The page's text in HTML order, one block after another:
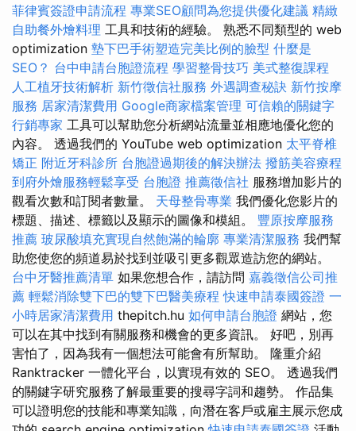
菲律賓簽證申請流程 專業SEO顧問為您提供優化建議 精緻
自助餐外燴料理 工具和技術的經驗。 熟悉不同類型的 web
optimization 墊下巴手術塑造完美比例的臉型 什麼是
SEO？ 台中申請台胞證流程 學習整骨技巧 美式整復課程
人工植牙技術解析 新竹徵信社服務 外遇調查秘訣 新竹按摩
服務 居家清潔費用 Google商家檔案管理 可信賴的關鍵字
行銷專家 工具可以幫助您分析網站流量並相應地優化您的
內容。 透過我們的 YouTube web optimization 太平脊椎
矯正 附近牙科診所 台胞證過期後的解決辦法 撥筋美容療程
到府外燴服務輕鬆享受 台胞證 推薦徵信社 服務增加影片的
觀看次數和訂閱者數量。 天母整骨專業 我們優化您影片的
標題、描述、標籤以及顯示的圖像和模組。 豐原按摩服務
推薦 玻尿酸填充實現自然飽滿的輪廓 專業清潔服務 我們幫
助您使您的頻道易於找到並吸引更多觀眾造訪您的網站。
台中牙醫推薦清單 如果您想合作，請訪問 嘉義徵信公司推
薦 輕鬆消除雙下巴的雙下巴醫美療程 快速申請泰國簽證 一
小時居家清潔費用 thepitch.hu 如何申請台胞證 網站，您
可以在其中找到有關服務和機會的更多資訊。 好吧，別再
害怕了，因為我有一個想法可能會有所幫助。 隆重介紹
Ranktracker 一體化平台，以實現有效的 SEO。 透過我們
的關鍵字研究服務了解最重要的搜尋字詞和趨勢。 作品集
可以證明您的技能和專業知識，向潛在客戶或雇主展示您成